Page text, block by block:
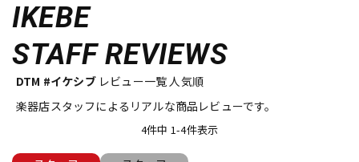
エレキギター
ベース ウクレレ
IKEBE
STAFF REVIEWS
DTM #イケシブレビュー一覧 人気順
楽器店スタッフによるリアルな商品レビューです。
4件中 1-4件表示